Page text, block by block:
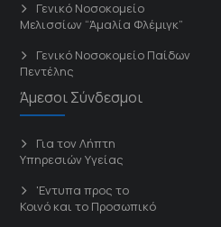
Γενικό Νοσοκομείο
Μελισσίων “Άμαλία Φλέμιγκ”
Γενικό Νοσοκομείο Παίδων
Πεντέλης
Άμεσοι Σύνδεσμοι
Για τον Λήπτη
Υπηρεσιών Υγείας
'Εντυπα προς το
Κοινό και το Προσωπικό